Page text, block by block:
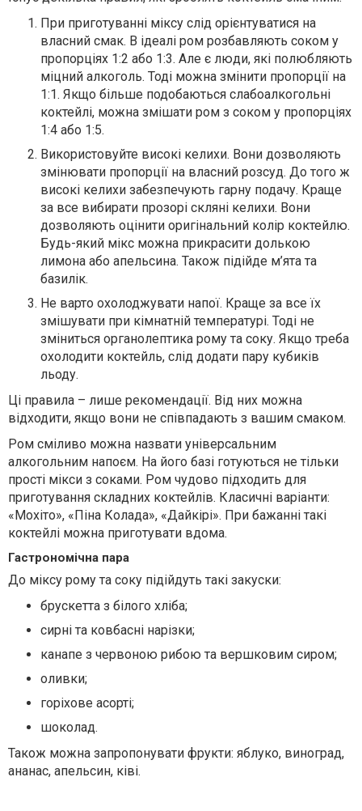
При приготуванні міксу слід орієнтуватися на
власний смак. В ідеалі ром розбавляють соком у
пропорціях 1:2 або 1:3. Але є люди, які полюбляють
міцний алкоголь. Тоді можна змінити пропорції на
1:1. Якщо більше подобаються слабоалкогольні
коктейлі, можна змішати ром з соком у пропорціях
1:4 або 1:5.
Використовуйте високі келихи. Вони дозволяють
змінювати пропорції на власний розсуд. До того ж
високі келихи забезпечують гарну подачу. Краще
за все вибирати прозорі скляні келихи. Вони
дозволяють оцінити оригінальний колір коктейлю.
Будь-який мікс можна прикрасити долькою
лимона або апельсина. Також підійде м’ята та
базилік.
Не варто охолоджувати напої. Краще за все їх
змішувати при кімнатній температурі. Тоді не
зміниться органолептика рому та соку. Якщо треба
охолодити коктейль, слід додати пару кубиків
льоду.
Ці правила – лише рекомендації. Від них можна
відходити, якщо вони не співпадають з вашим смаком.
Ром сміливо можна назвати універсальним
алкогольним напоєм. На його базі готуються не тільки
прості мікси з соками. Ром чудово підходить для
приготування складних коктейлів. Класичні варіанти:
«Мохіто», «Піна Колада», «Дайкірі». При бажанні такі
коктейлі можна приготувати вдома.
Гастрономічна пара
До міксу рому та соку підійдуть такі закуски:
брускетта з білого хліба;
сирні та ковбасні нарізки;
канапе з червоною рибою та вершковим сиром;
оливки;
горіхове асорті;
шоколад.
Також можна запропонувати фрукти: яблуко, виноград,
ананас, апельсин, ківі.